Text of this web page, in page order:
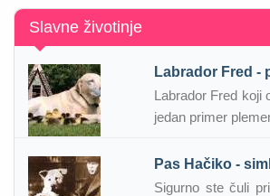
Slavne životinje
Labrador Fred -
Labrador Fred koji
jedan primer
Pas Hačiko -
Sigurno ste čuli